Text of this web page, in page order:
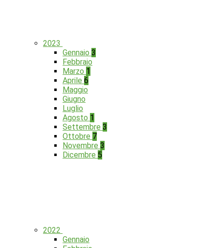
2023
Gennaio 3
Febbraio
Marzo 1
Aprile 6
Maggio
Giugno
Luglio
Agosto 1
Settembre 3
Ottobre 7
Novembre 3
Dicembre 5
2022
Gennaio